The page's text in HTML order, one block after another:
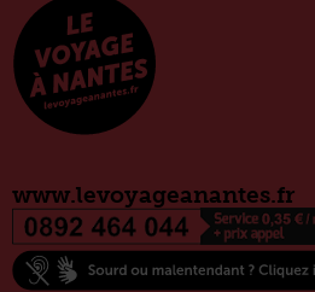
www.levoyageanantes.fr